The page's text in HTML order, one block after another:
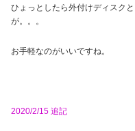
ひょっとしたら外付けディスク
が。。。
お手軽なのがいいですね。
2020/2/15 追記